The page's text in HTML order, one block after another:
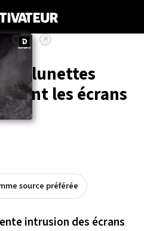
lunettes
les écrans
source préférée
intrusion des écrans
×